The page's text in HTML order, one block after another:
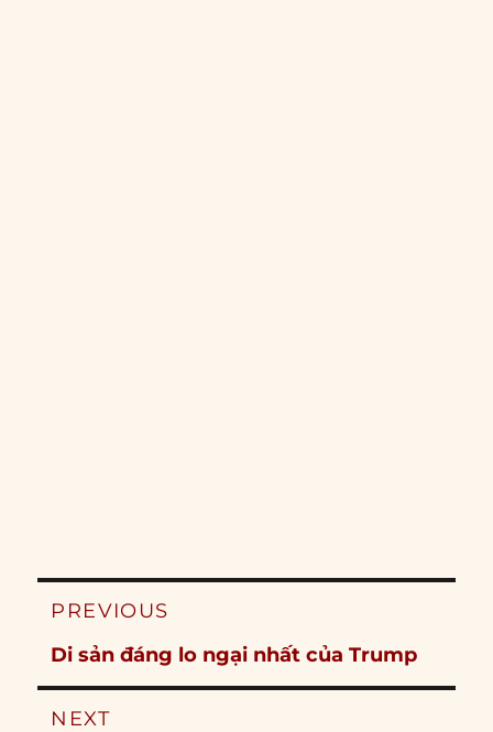
Post
PREVIOUS
Previous
post:
Di sản đáng lo ngại nhất của Trump
NEXT